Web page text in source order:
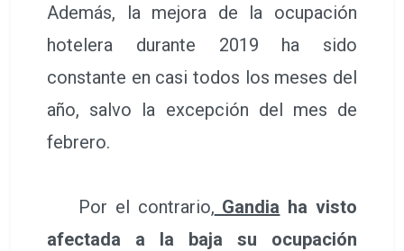
Además, la mejora de la ocupación
hotelera durante 2019 ha sido
constante en casi todos los meses del
año, salvo la excepción del mes de
febrero.
Por el contrario, Gandia ha visto
afectada a la baja su ocupación